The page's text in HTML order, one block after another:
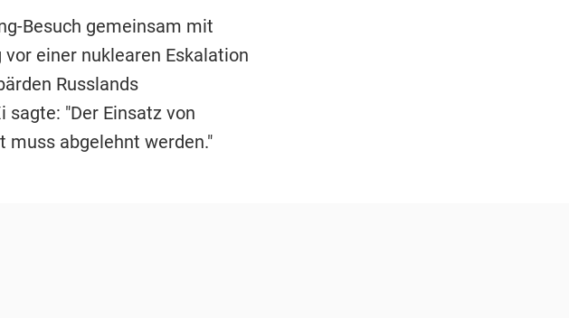
Besuch gemeinsam mit
einer nuklearen Eskalation
Russlands
"Der Einsatz von
muss abgelehnt werden."